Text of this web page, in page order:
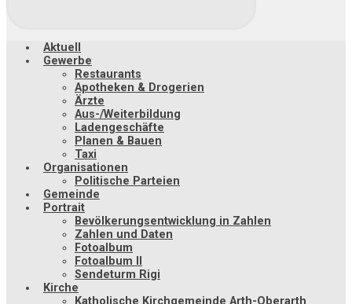
Aktuell
Gewerbe
Restaurants
Apotheken & Drogerien
Ärzte
Aus-/Weiterbildung
Ladengeschäfte
Planen & Bauen
Taxi
Organisationen
Politische Parteien
Gemeinde
Portrait
Bevölkerungsentwicklung in Zahlen
Zahlen und Daten
Fotoalbum
Fotoalbum II
Sendeturm Rigi
Kirche